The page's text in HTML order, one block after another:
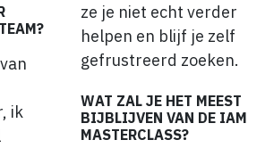
ik
ze je niet echt verder
helpen en blijf je zelf
gefrustreerd zoeken.
WAT ZAL JE HET MEEST
BIJBLIJVEN VAN DE IAM
MASTERCLASS?